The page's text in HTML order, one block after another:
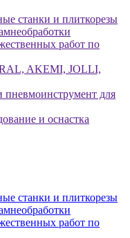
станки и плиткорезы
работ по
AKEMI, JOLLI,
пневмоинструмент для
и оснастка
станки и плиткорезы
работ по